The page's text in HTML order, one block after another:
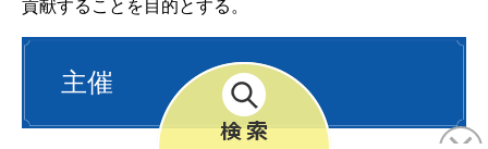
貢献することを目的とする。
主催